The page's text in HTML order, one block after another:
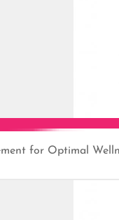
for Optimal